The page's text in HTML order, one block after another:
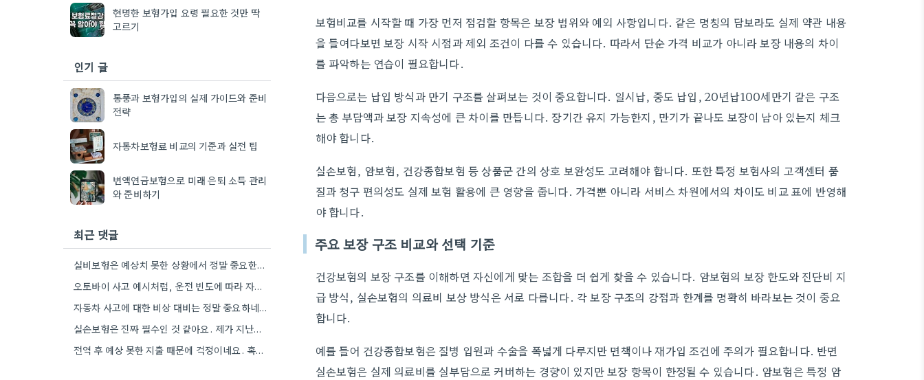
보험비교를 시작할 때 가장 먼저 점검할 항목은 보장 범위와 예외 사항입니다. 같은 명칭의 담보라도 실제 약관 내용
을 들여다보면 보장 시작 시점과 제외 조건이 다를 수 있습니다. 따라서 단순 가격 비교가 아니라 보장 내용의 차이
를 파악하는 연습이 필요합니다.
다음으로는 납입 방식과 만기 구조를 살펴보는 것이 중요합니다. 일시납, 중도 납입, 20년납100세만기 같은 구조
는 총 부담액과 보장 지속성에 큰 차이를 만듭니다. 장기간 유지 가능한지, 만기가 끝나도 보장이 남아 있는지 체크
해야 합니다.
실손보험, 암보험, 건강종합보험 등 상품군 간의 상호 보완성도 고려해야 합니다. 또한 특정 보험사의 고객센터 품
질과 청구 편의성도 실제 보험 활용에 큰 영향을 줍니다. 가격뿐 아니라 서비스 차원에서의 차이도 비교 표에 반영해
야 합니다.
주요 보장 구조 비교와 선택 기준
건강보험의 보장 구조를 이해하면 자신에게 맞는 조합을 더 쉽게 찾을 수 있습니다. 암보험의 보장 한도와 진단비 지
급 방식, 실손보험의 의료비 보상 방식은 서로 다릅니다. 각 보장 구조의 강점과 한계를 명확히 바라보는 것이 중요
합니다.
예를 들어 건강종합보험은 질병 입원과 수술을 폭넓게 다루지만 면책이나 재가입 조건에 주의가 필요합니다. 반면
실손보험은 실제 의료비를 실부담으로 커버하는 경향이 있지만 보장 항목이 한정될 수 있습니다. 암보험은 특정 암
현명한 보험가입 요령 필요한 것만 딱
고르기
인기 글
통풍과 보험가입의 실제 가이드와 준비
전략
자동차보험료 비교의 기준과 실전 팁
변액연금보험으로 미래 은퇴 소득 관리
와 준비하기
최근 댓글
실비보험은 예상치 못한 상황에서 정말 중요한데, 자기 부담금 부분을 특히 꼼꼼히 확인하는 게 좋겠네요.
오토바이 사고 예시처럼, 운전 빈도에 따라 자차 보험이 더 유리할 수도 있겠네요.
자동차 사고에 대한 비상 대비는 정말 중요하네요. 제가 이전 직장에서 운전할 일이 거의 없었는데, 혹시…
실손보험은 진짜 필수인 것 같아요. 제가 지난번에 교통사고 났을 때 덕분에 큰 걱정 없이 치료받을…
전역 후 예상 못한 지출 때문에 걱정이네요. 혹시 소액 보험 비교 사이트를 이용해 보셨나요?